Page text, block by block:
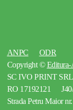
ANPC
ODR
Copyright ©Editura-
SC IVO PRINT SRL
RO 17192121 J40/
Strada Petru Maior